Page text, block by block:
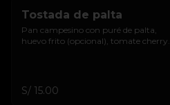
Tostada de palta
Pan campesino con puré de palta,
huevo frito (opcional), tomate cherry.
S/ 15.00